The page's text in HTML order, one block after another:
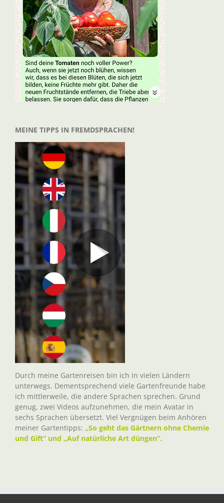
MEINE TIPPS IN FREMDSPRACHEN!
Durch meine Gartenreisen bin ich in vielen Ländern
unterwegs. Dementsprechend viele Gartenfreunde habe
ich mittlerweile, die andere Sprachen sprechen. Grund
genug, zwei Videos aufzunehmen, die mein Avatar in
sechs Sprachen übersetzt. Viel Vergnügen beim Anhören
meiner Gartentipps: „So geht das Gärtnern ohne Chemie
und Gift“ und „Auf natürliche Art düngen“.